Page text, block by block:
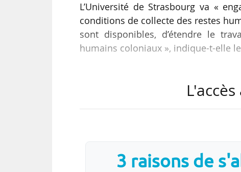
L’Université de Strasbourg va «
conditions de collecte des restes
sont disponibles, d’étendre le
humains coloniaux », indique-t-elle
humains d’origine namibienne
Le conseil scientifique a été mis
mai 2023 à la suite des demandes
3 raisons de